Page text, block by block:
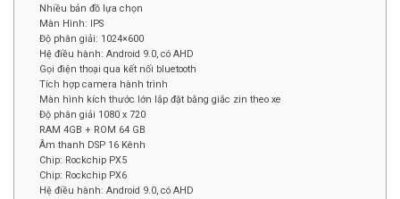
Nhiều bản đồ lựa chọn
Màn Hình: IPS
Độ phân giải: 1024×600
Hệ điều hành: Android 9.0, có AHD
Gọi điện thoại qua kết nối bluetooth
Tích hợp camera hành trình
Màn hình kích thước lớn lắp đặt bằng giắc zin theo xe
Độ phân giải 1080 x 720
RAM 4GB + ROM 64 GB
Âm thanh DSP 16 Kênh
Chip: Rockchip PX5
Chip: Rockchip PX6
Hệ điều hành: Android 9.0, có AHD